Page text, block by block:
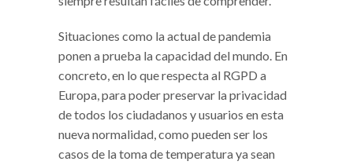
Situaciones como la actual de pandemia
ponen a prueba la capacidad del mundo. En
concreto, en lo que respecta al RGPD a
Europa, para poder preservar la privacidad
de todos los ciudadanos y usuarios en esta
nueva normalidad, como pueden ser los
casos de la toma de temperatura ya sean